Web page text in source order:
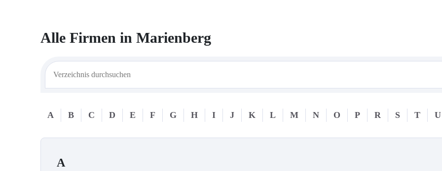
Alle Firmen in Marienberg
A B C D E F G H I J K L M N O P R S T U
A